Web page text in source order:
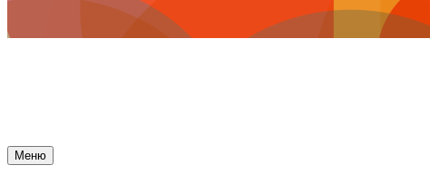
Меню Переміститись
до